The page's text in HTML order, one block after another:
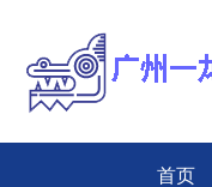
首页